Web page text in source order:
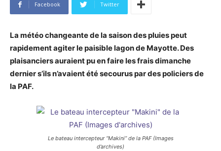
Facebook Twitter
La météo changeante de la saison des pluies peut
rapidement agiter le paisible lagon de Mayotte. Des
plaisanciers auraient pu en faire les frais dimanche
dernier s’ils n’avaient été secourus par des policiers de
la PAF.
Le bateau intercepteur “Makini” de la PAF (Images
d’archives)